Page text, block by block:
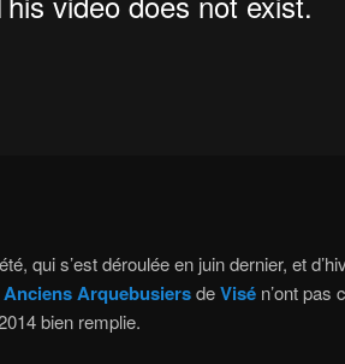
qui s’est déroulée en juin dernier, et
Anciens ArquebusiersdeVisé n’ont pas
bien remplie.